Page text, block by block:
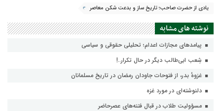
یادی از حضرت صاحب؛ تاریخ ساز و بدعت شکن معاصر
نوشته های مشابه
پيامدهاي مجازات اعدام؛ تحليلي حقوقي و سياسي
شِعب ابی‌طالب دیگر در حال تکرار..!
غزوهٔ بدر، از فتوحات جاودان رمضان در تاریخ مسلمانان
دلنوشته‌ای در مورد غزه
مسؤولیت طلاب در قبال فتنه‌های عصرحاضر